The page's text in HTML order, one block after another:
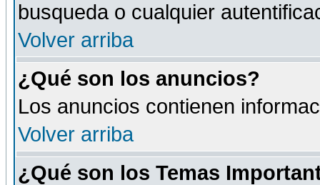
busqueda o cualquier
Volver arriba
¿Qué son los anuncios?
Los anuncios contienen
Volver arriba
¿Qué son los Temas